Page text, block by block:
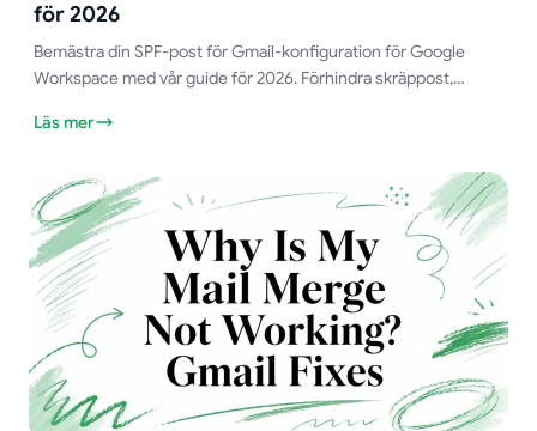
för 2026
Bemästra din SPF-post för Gmail-konfiguration för Google
Workspace med vår guide för 2026. Förhindra skräppost,
Läs mer